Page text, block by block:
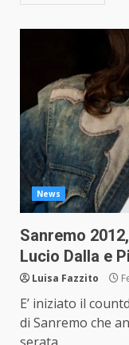
News
Sanremo
Lucio Dalla e
Luisa Fazzito
E’ iniziato il
di Sanremo che